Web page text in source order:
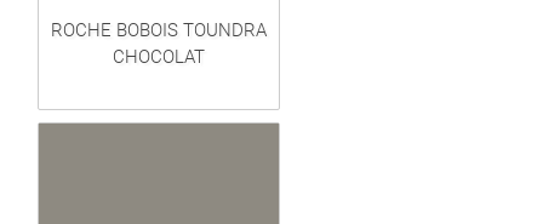
ROCHE BOBOIS TOUNDRA
CHOCOLAT